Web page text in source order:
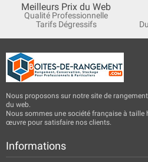
Meilleurs Prix du Web
Qualité Professionnelle
Tarifs Dégressifs
Nous proposons sur notre site de
du web.
Nous sommes une société française à
œuvre pour satisfaire nos clients.
Informations